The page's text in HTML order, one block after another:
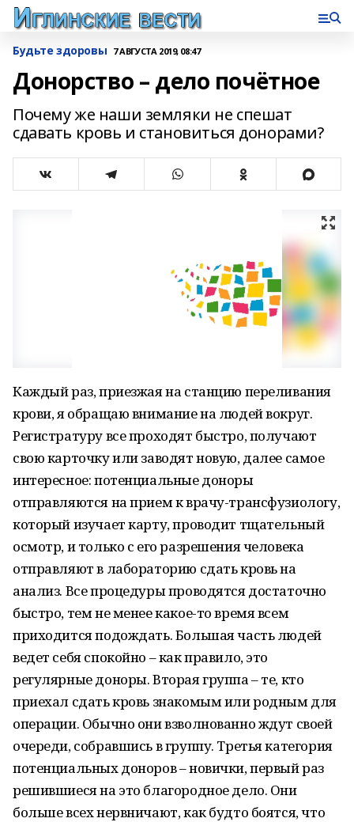
Будьте здоровы 7 АВГУСТА 2019, 08:47
Донорство – дело почётное
Почему же наши земляки не спешат
сдавать кровь и становиться донорами?
Каждый раз, приезжая на станцию переливания
крови, я обращаю внимание на людей вокруг.
Регистратуру все проходят быстро, получают
свою карточку или заводят новую, далее самое
интересное: потенциальные доноры
отправляются на прием к врачу-трансфузиологу,
который изучает карту, проводит тщательный
осмотр, и только с его разрешения человека
отправляют в лабораторию сдать кровь на
анализ. Все процедуры проводятся достаточно
быстро, тем не менее какое-то время всем
приходится подождать. Большая часть людей
ведет себя спокойно – как правило, это
регулярные доноры. Вторая группа – те, кто
приехал сдать кровь знакомым или родным для
операции. Обычно они взволнованно ждут своей
очереди, собравшись в группу. Третья категория
потенциальных доноров – новички, первый раз
решившиеся на это благородное дело. Они
больше всех нервничают, как будто боятся, что